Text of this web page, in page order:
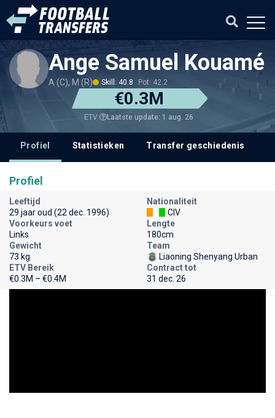
Ange Samuel Kouamé
A (C), M (R) Skill: 40.8 Pot: 42.2
€0.3M
ETV Laatste update: 1 aug. 26
Profiel Statistieken Transfer geschiedenis
Profiel
Leeftijd
29 jaar oud (22 dec. 1996)
Nationaliteit
CIV
Voorkeurs voet
Links
Lengte
180cm
Gewicht
73 kg
Team
Liaoning Shenyang Urban
ETV Bereik
€0.3M – €0.4M
Contract tot
31 dec. 26